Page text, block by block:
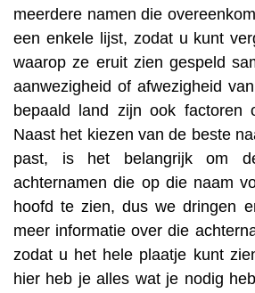
meerdere namen die
een enkele lijst, zodat u kunt
waarop ze eruit zien gespeld
aanwezigheid of afwezigheid
bepaald land zijn ook factoren
Naast het kiezen van de beste
past, is het belangrijk om
achternamen die op die naam
hoofd te zien, dus we dringen
meer informatie over die
zodat u het hele plaatje kunt
hier heb je alles wat je nodig